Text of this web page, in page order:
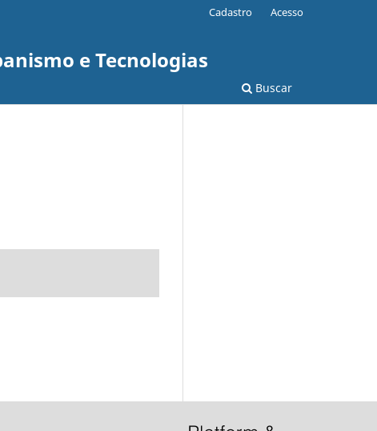
e Tecnologias
Buscar
Cadastro Acesso